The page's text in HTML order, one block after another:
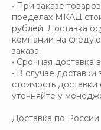
• При заказе
пределах МКАД
рублей. Доставка
компании на
заказа.
• Срочная доставка
• В случае
стоимость
уточняйте у
Доставка по России